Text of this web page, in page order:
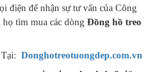
điện để nhận sự tư vấn của Công
tìm mua các dòng Đồng hồ treo
Donghotreotuongdep.com.vn